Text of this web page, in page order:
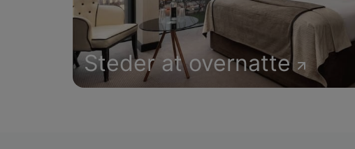
Steder at overnatte